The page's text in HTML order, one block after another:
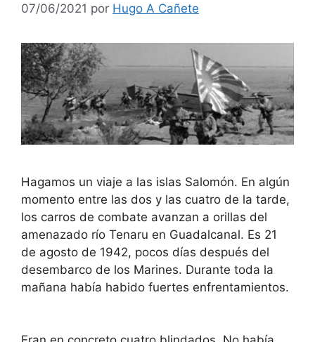
07/06/2021 por Hugo A Cañete
Hagamos un viaje a las islas Salomón. En algún
momento entre las dos y las cuatro de la tarde,
los carros de combate avanzan a orillas del
amenazado río Tenaru en Guadalcanal. Es 21
de agosto de 1942, pocos días después del
desembarco de los Marines. Durante toda la
mañana había habido fuertes enfrentamientos.